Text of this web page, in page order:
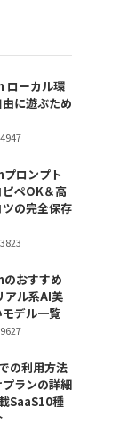
ーカル環
に遊ぶため
ロンプト
ピペOK＆高
の完全保存
おすすめ
アル系AI美
デル一覧
の利用方法
ランの詳細
SaaS10種